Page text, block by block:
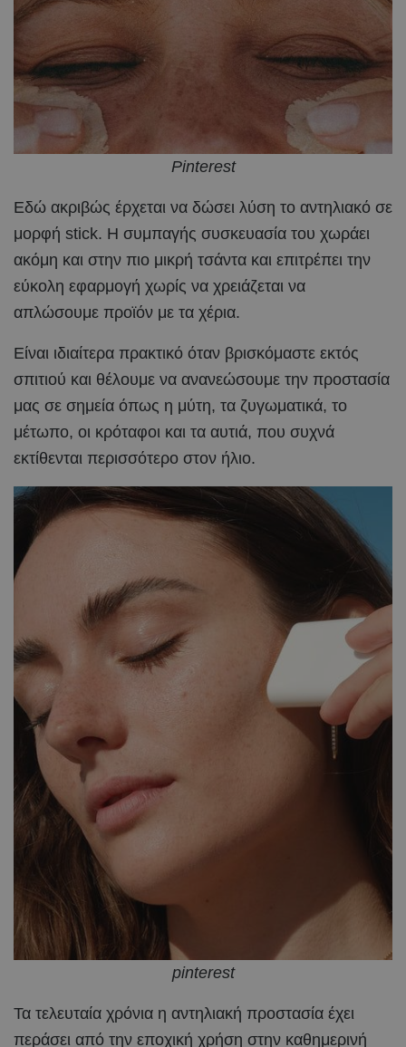
Pinterest
Εδώ ακριβώς έρχεται να δώσει λύση το αντηλιακό σε
μορφή stick. Η συμπαγής συσκευασία του χωράει
ακόμη και στην πιο μικρή τσάντα και επιτρέπει την
εύκολη εφαρμογή χωρίς να χρειάζεται να
απλώσουμε προϊόν με τα χέρια.
Είναι ιδιαίτερα πρακτικό όταν βρισκόμαστε εκτός
σπιτιού και θέλουμε να ανανεώσουμε την προστασία
μας σε σημεία όπως η μύτη, τα ζυγωματικά, το
μέτωπο, οι κρόταφοι και τα αυτιά, που συχνά
εκτίθενται περισσότερο στον ήλιο.
pinterest
Τα τελευταία χρόνια η αντηλιακή προστασία έχει
περάσει από την εποχική χρήση στην καθημερινή